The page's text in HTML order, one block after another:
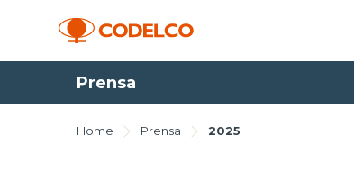
Prensa
Home Prensa 2025